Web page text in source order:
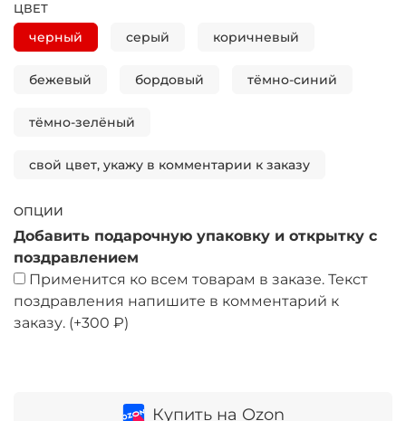
Купить на Ozon
ЦВЕТ
черный серый коричневый
бежевый бордовый тёмно-синий
тёмно-зелёный
свой цвет, укажу в комментарии к заказу
ОПЦИИ
Добавить подарочную упаковку и открытку с
поздравлением
Применится ко всем товарам в заказе. Текст
поздравления напишите в комментарий к
заказу. (+300 ₽)